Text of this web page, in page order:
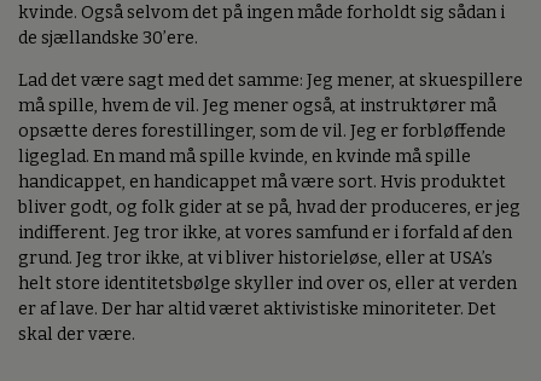
kvinde. Også selvom det på ingen måde forholdt sig sådan i
de sjællandske 30’ere.
Lad det være sagt med det samme: Jeg mener, at skuespillere
må spille, hvem de vil. Jeg mener også, at instruktører må
opsætte deres forestillinger, som de vil. Jeg er forbløffende
ligeglad. En mand må spille kvinde, en kvinde må spille
handicappet, en handicappet må være sort. Hvis produktet
bliver godt, og folk gider at se på, hvad der produceres, er jeg
indifferent. Jeg tror ikke, at vores samfund er i forfald af den
grund. Jeg tror ikke, at vi bliver historieløse, eller at USA’s
helt store identitetsbølge skyller ind over os, eller at verden
er af lave. Der har altid været aktivistiske minoriteter. Det
skal der være.